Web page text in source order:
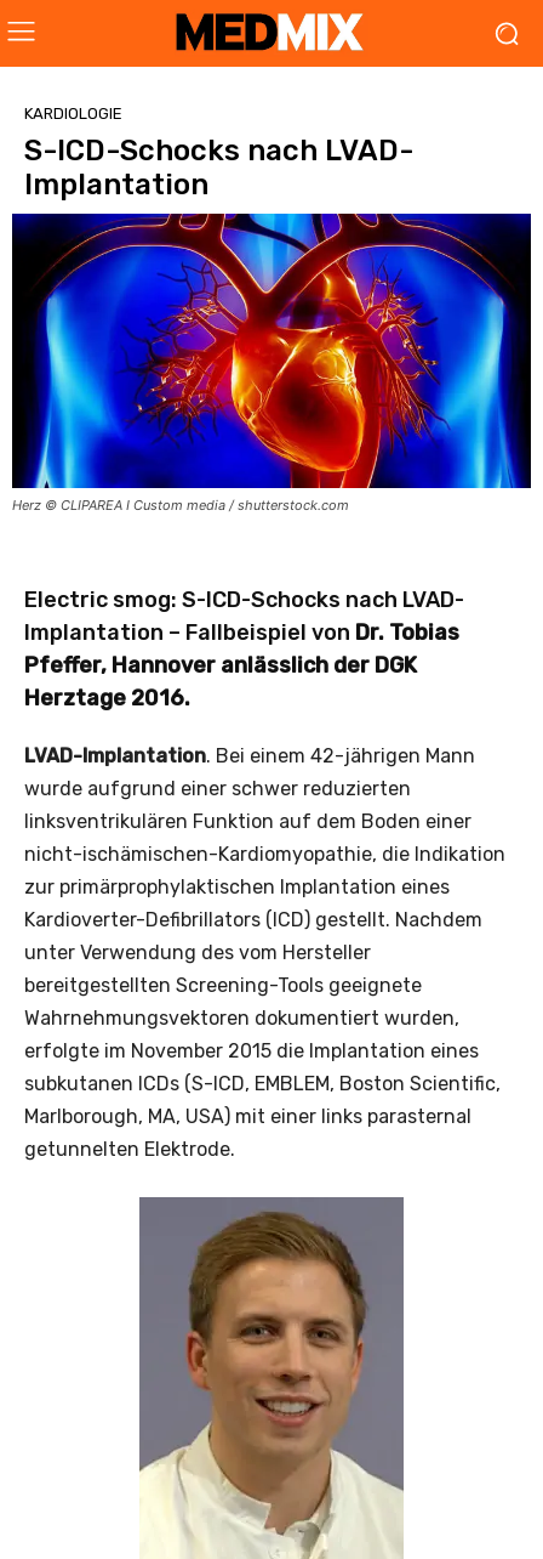
KARDIOLOGIE
S-ICD-Schocks nach LVAD-
Implantation
Herz © CLIPAREA I Custom media / shutterstock.com
Electric smog: S-ICD-Schocks nach LVAD-
Implantation – Fallbeispiel von Dr. Tobias
Pfeffer, Hannover anlässlich der DGK
Herztage 2016.
LVAD-Implantation. Bei einem 42-jährigen Mann
wurde aufgrund einer schwer reduzierten
linksventrikulären Funktion auf dem Boden einer
nicht-ischämischen-Kardiomyopathie, die Indikation
zur primärprophylaktischen Implantation eines
Kardioverter-Defibrillators (ICD) gestellt. Nachdem
unter Verwendung des vom Hersteller
bereitgestellten Screening-Tools geeignete
Wahrnehmungsvektoren dokumentiert wurden,
erfolgte im November 2015 die Implantation eines
subkutanen ICDs (S-ICD, EMBLEM, Boston Scientific,
Marlborough, MA, USA) mit einer links parasternal
getunnelten Elektrode.